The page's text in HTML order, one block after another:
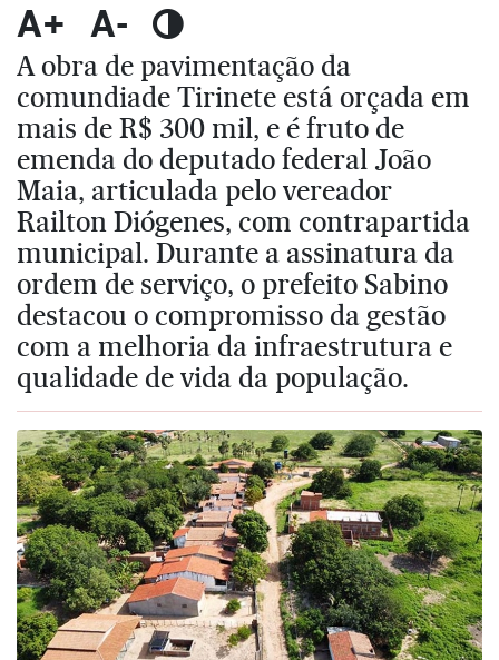
A+ A-
A obra de pavimentação da
comundiade Tirinete está orçada em
mais de R$ 300 mil, e é fruto de
emenda do deputado federal João
Maia, articulada pelo vereador
Railton Diógenes, com contrapartida
municipal. Durante a assinatura da
ordem de serviço, o prefeito Sabino
destacou o compromisso da gestão
com a melhoria da infraestrutura e
qualidade de vida da população.